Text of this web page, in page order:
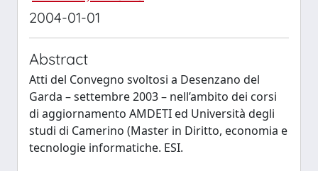
2004-01-01
Abstract
Atti del Convegno svoltosi a Desenzano del
Garda – settembre 2003 – nell’ambito dei corsi
di aggiornamento AMDETI ed Università degli
studi di Camerino (Master in Diritto, economia e
tecnologie informatiche. ESI.